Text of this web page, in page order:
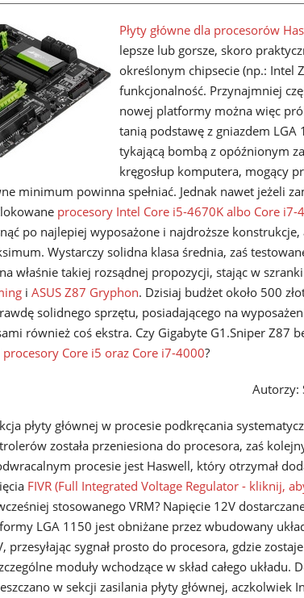
Płyty główne dla procesorów
lepsze lub gorsze, skoro
określonym chipsecie (np.: Intel
funkcjonalność. Przynajmniej
nowej platformy można więc
tanią podstawę z gniazdem
tykającą bombą z opóźnionym
kręgosłup komputera, mogący
minimum powinna spełniać. Jednak nawet jeżeli
procesory Intel Core i5-4670K albo Core i7-
po najlepiej wyposażone i najdroższe
Wystarczy solidna klasa średnia, zaś
właśnie takiej rozsądnej propozycji, stając w
i ASUS Z87 Gryphon. Dzisiaj budżet około 500
solidnego sprzętu, posiadającego na
również coś ekstra. Czy Gigabyte G1.Sniper Z87
procesory Core i5 oraz Core i7-4000?
Autorzy:
płyty głównej w procesie podkręcania
została przeniesiona do procesora, zaś
procesie jest Haswell, który otrzymał
FIVR (Full Integrated Voltage Regulator - kliknij,
stosowanego VRM? Napięcie 12V
LGA 1150 jest obniżane przez wbudowany
przesyłając sygnał prosto do procesora, gdzie
moduły wchodzące w skład całego układu.
w sekcji zasilania płyty głównej, aczkolwiek